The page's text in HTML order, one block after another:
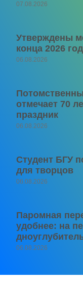
07.08.2026
Утверждены
конца 2026
06.08.2026
отмечает 70
праздник
06.08.2026
Студент БГУ
для творцов
06.08.2026
Паромная
удобнее: на
06.08.2026